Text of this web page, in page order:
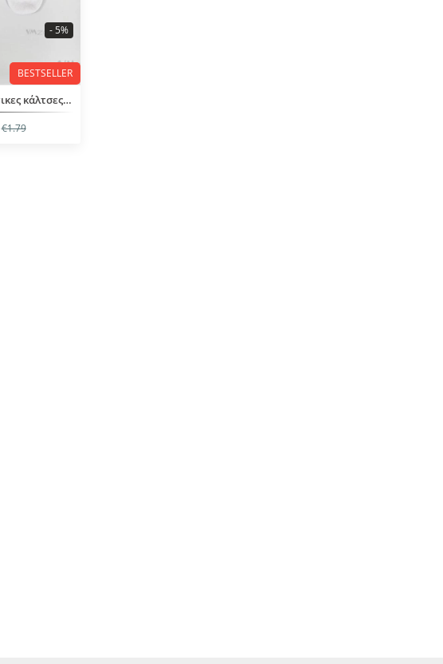
BESTSELLER
Χριστουγεννιάτικες κάλτσες για παιδιά 1 έτους
€1.79
- 5%